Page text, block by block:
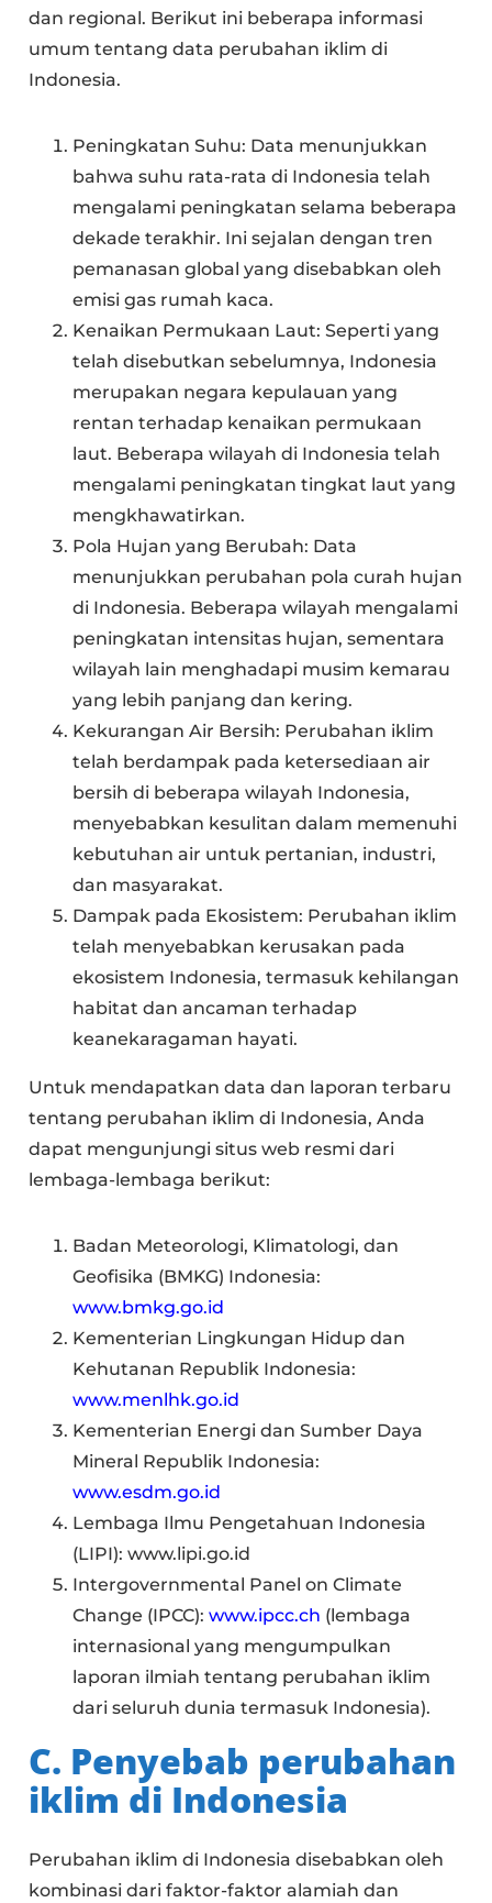
dan regional. Berikut ini beberapa informasi
umum tentang data perubahan iklim di
Indonesia.
Peningkatan Suhu: Data menunjukkan
bahwa suhu rata-rata di Indonesia telah
mengalami peningkatan selama beberapa
dekade terakhir. Ini sejalan dengan tren
pemanasan global yang disebabkan oleh
emisi gas rumah kaca.
Kenaikan Permukaan Laut: Seperti yang
telah disebutkan sebelumnya, Indonesia
merupakan negara kepulauan yang
rentan terhadap kenaikan permukaan
laut. Beberapa wilayah di Indonesia telah
mengalami peningkatan tingkat laut yang
mengkhawatirkan.
Pola Hujan yang Berubah: Data
menunjukkan perubahan pola curah hujan
di Indonesia. Beberapa wilayah mengalami
peningkatan intensitas hujan, sementara
wilayah lain menghadapi musim kemarau
yang lebih panjang dan kering.
Kekurangan Air Bersih: Perubahan iklim
telah berdampak pada ketersediaan air
bersih di beberapa wilayah Indonesia,
menyebabkan kesulitan dalam memenuhi
kebutuhan air untuk pertanian, industri,
dan masyarakat.
Dampak pada Ekosistem: Perubahan iklim
telah menyebabkan kerusakan pada
ekosistem Indonesia, termasuk kehilangan
habitat dan ancaman terhadap
keanekaragaman hayati.
Untuk mendapatkan data dan laporan terbaru
tentang perubahan iklim di Indonesia, Anda
dapat mengunjungi situs web resmi dari
lembaga-lembaga berikut:
Badan Meteorologi, Klimatologi, dan
Geofisika (BMKG) Indonesia:
www.bmkg.go.id
Kementerian Lingkungan Hidup dan
Kehutanan Republik Indonesia:
www.menlhk.go.id
Kementerian Energi dan Sumber Daya
Mineral Republik Indonesia:
www.esdm.go.id
Lembaga Ilmu Pengetahuan Indonesia
(LIPI): www.lipi.go.id
Intergovernmental Panel on Climate
Change (IPCC):www.ipcc.ch (lembaga
internasional yang mengumpulkan
laporan ilmiah tentang perubahan iklim
dari seluruh dunia termasuk Indonesia).
C. Penyebab perubahan
iklim di Indonesia
Perubahan iklim di Indonesia disebabkan oleh
kombinasi dari faktor-faktor alamiah dan